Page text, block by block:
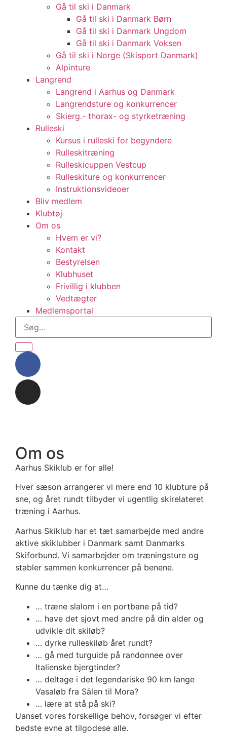
Gå til ski i Danmark
Gå til ski i Danmark Børn
Gå til ski i Danmark Ungdom
Gå til ski i Danmark Voksen
Gå til ski i Norge (Skisport Danmark)
Alpinture
Langrend
Langrend i Aarhus og Danmark
Langrendsture og konkurrencer
Skierg.- thorax- og styrketræning
Rulleski
Kursus i rulleski for begyndere
Rulleskitræning
Rulleskicuppen Vestcup
Rulleskiture og konkurrencer
Instruktionsvideoer
Bliv medlem
Klubtøj
Om os
Hvem er vi?
Kontakt
Bestyrelsen
Klubhuset
Frivillig i klubben
Vedtægter
Medlemsportal
Om os
Aarhus Skiklub er for alle!
Hver sæson arrangerer vi mere end 10 klubture på
sne, og året rundt tilbyder vi ugentlig skirelateret
træning i Aarhus.
Aarhus Skiklub har et tæt samarbejde med andre
aktive skiklubber i Danmark samt Danmarks
Skiforbund. Vi samarbejder om træningsture og
stabler sammen konkurrencer på benene.
Kunne du tænke dig at…
… træne slalom i en portbane på tid?
… have det sjovt med andre på din alder og
udvikle dit skiløb?
… dyrke rulleskiløb året rundt?
… gå med turguide på randonnee over
Italienske bjergtinder?
… deltage i det legendariske 90 km lange
Vasaløb fra Sälen til Mora?
… lære at stå på ski?
Uanset vores forskellige behov, forsøger vi efter
bedste evne at tilgodese alle.